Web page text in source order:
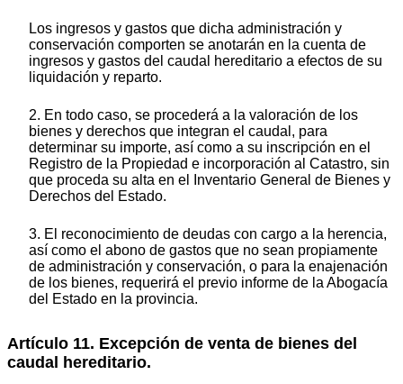
Los ingresos y gastos que dicha administración y
conservación comporten se anotarán en la cuenta de
ingresos y gastos del caudal hereditario a efectos de su
liquidación y reparto.
2. En todo caso, se procederá a la valoración de los
bienes y derechos que integran el caudal, para
determinar su importe, así como a su inscripción en el
Registro de la Propiedad e incorporación al Catastro, sin
que proceda su alta en el Inventario General de Bienes y
Derechos del Estado.
3. El reconocimiento de deudas con cargo a la herencia,
así como el abono de gastos que no sean propiamente
de administración y conservación, o para la enajenación
de los bienes, requerirá el previo informe de la Abogacía
del Estado en la provincia.
Artículo 11. Excepción de venta de bienes del
caudal hereditario.